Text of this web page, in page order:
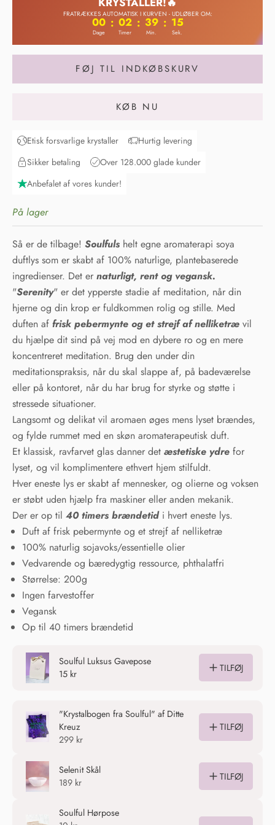
FRATRÆKKES AUTOMATISK I KURVEN - UDLØBER OM:
00
Dage
: 02
Timer
: 39
Min.
: 14
Sek.
FØJ TIL INDKØBSKURV
KØB NU
Etisk forsvarlige krystaller
Hurtig levering
Sikker betaling
Over 128.000 glade kunder
Anbefalet af vores kunder!
På lager
Så er de tilbage! Soulfuls helt egne aromaterapi soya
duftlys som er skabt af 100% naturlige, plantebaserede
ingredienser. Det er naturligt, rent og vegansk.
"Serenity" er det ypperste stadie af meditation, når din
hjerne og din krop er fuldkommen rolig og stille. Med
duften af frisk pebermynte og et strejf af nelliketræ vil
du hjælpe dit sind på vej mod en dybere ro og en mere
koncentreret meditation. Brug den under din
meditationspraksis, når du skal slappe af, på badeværelse
eller på kontoret, når du har brug for styrke og støtte i
stressede situationer.
Langsomt og delikat vil aromaen øges mens lyset brændes,
og fylde rummet med en skøn aromaterapeutisk duft.
Et klassisk, ravfarvet glas danner det æstetiske ydre for
lyset, og vil komplimentere ethvert hjem stilfuldt.
Hver eneste lys er skabt af mennesker, og olierne og voksen
er støbt uden hjælp fra maskiner eller anden mekanik.
Der er op til 40 timers brændetid i hvert eneste lys.
Duft af frisk pebermynte og et strejf af nelliketræ
100% naturlig sojavoks/essentielle olier
Vedvarende og bæredygtig ressource, phthalatfri
Størrelse: 200g
Ingen farvestoffer
Vegansk
Op til 40 timers brændetid